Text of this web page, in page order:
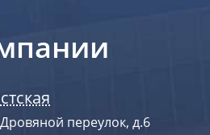
переулок, д.6